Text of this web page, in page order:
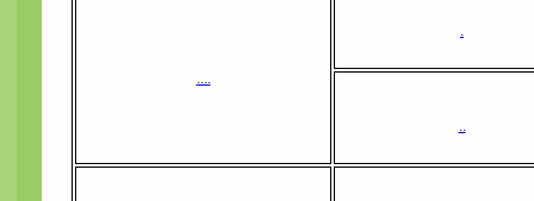
....
.
..